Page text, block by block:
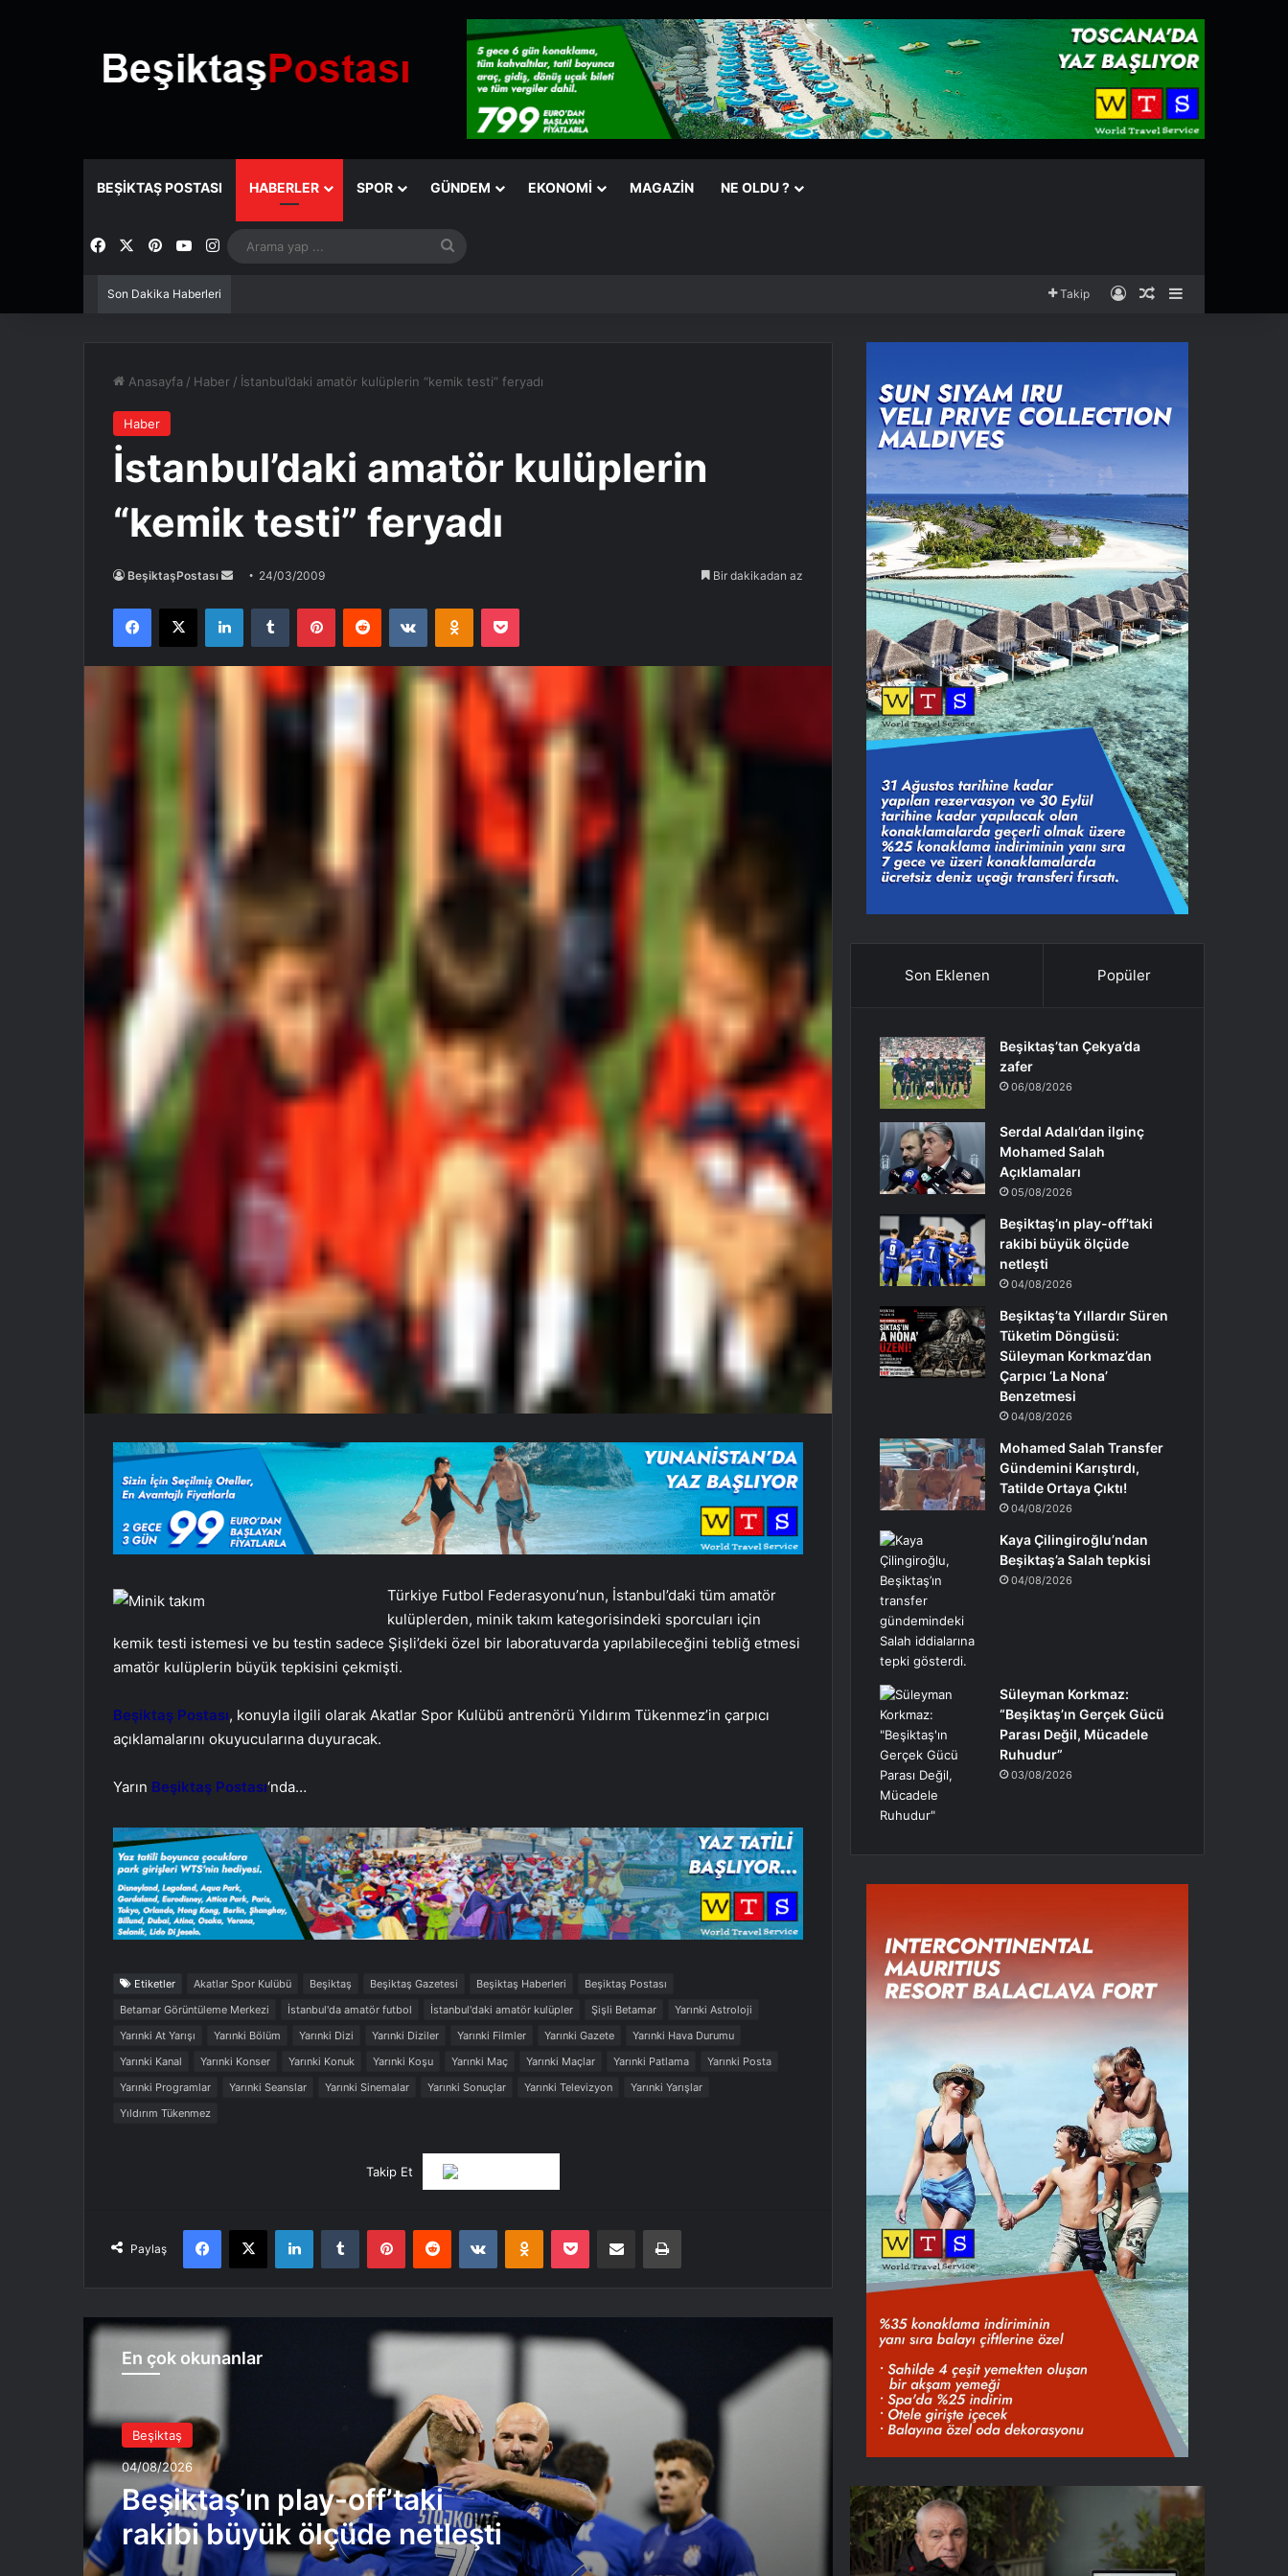
BEŞIKTAŞ POSTASI HABERLER SPOR GÜNDEM EKONOMI MAGAZIN NE OLDU ?
FacebookPinterestYouTube
Instagram
Son Dakika Haberleri Takip Kayıt OlRastgele Makale
Kenar Bölmesi
Anasayfa / Haber / İstanbul’daki amatör kulüplerin “kemik testi” feryadı
Haber
İstanbul’daki amatör kulüplerin
“kemik testi” feryadı
BeşiktaşPostası
Bir
göndermek
24/03/2009 Bir dakikadan az
Facebook
X LinkedInTumblr PinterestReddit VKontakteOdnoklassniki
Pocket
Türkiye Futbol Federasyonu’nun, İstanbul’daki tüm amatör
kulüplerden, minik takım kategorisindeki sporcuları için
kemik testi istemesi ve bu testin sadece Şişli’deki özel bir laboratuvarda yapılabileceğini tebliğ etmesi
amatör kulüplerin büyük tepkisini çekmişti.
Beşiktaş Postası, konuyla ilgili olarak Akatlar Spor Kulübü antrenörü Yıldırım Tükenmez’in çarpıcı
açıklamalarını okuyucularına duyuracak.
Yarın Beşiktaş Postası‘nda…
Etiketler Akatlar Spor Kulübü Beşiktaş Beşiktaş Gazetesi Beşiktaş Haberleri
Beşiktaş Postası
Betamar Görüntüleme Merkezi
İstanbul'da amatör futbol İstanbul'daki amatör kulüpler Şişli Betamar
Yarınki Astroloji
Yarınki At Yarışı
Yarınki Bölüm Yarınki Dizi Yarınki Diziler Yarınki Filmler Yarınki Gazete
Yarınki Hava Durumu
Yarınki Kanal
Yarınki Konser Yarınki Konuk Yarınki Koşu Yarınki Maç Yarınki Maçlar Yarınki Patlama
Yarınki Posta
Yarınki Programlar
Yarınki Seanslar Yarınki Sinemalar Yarınki Sonuçlar Yarınki Televizyon
Yarınki Yarışlar
Yıldırım Tükenmez
Takip Et
Paylaş
Facebook
X LinkedInTumblr PinterestReddit VKontakteOdnoklassniki
Pocket E-Posta ile paylaş Yazdır
En çok okunanlar
Beşiktaş
04/08/2026
Beşiktaş’ın play-off’taki
rakibi büyük ölçüde netleşti
Beşiktaş’ın rakibi netleşti
Yunan Derbisi: 90 Şampiyonluğun 82’si
Üç Kulüpte
Beşiktaş’ta Devrim Şahin, Bodrum’a
Beşiktaş, Avrupa’da zorlu turu geçti
Zeibekiko Nedir? Zeybek ile Aynı
Dokuz Vuruş
Son Eklenen Popüler
Beşiktaş’tan Çekya’da
zafer
06/08/2026
Serdal Adalı’dan ilginç
Mohamed Salah
Açıklamaları
05/08/2026
Beşiktaş’ın play-off’taki
rakibi büyük ölçüde
netleşti
04/08/2026
Beşiktaş’ta Yıllardır Süren
Tüketim Döngüsü:
Süleyman Korkmaz’dan
Çarpıcı ‘La Nona’
Benzetmesi
04/08/2026
Mohamed Salah Transfer
Gündemini Karıştırdı,
Tatilde Ortaya Çıktı!
04/08/2026
Kaya Çilingiroğlu’ndan
Beşiktaş’a Salah tepkisi
04/08/2026
Süleyman Korkmaz:
“Beşiktaş’ın Gerçek Gücü
Parası Değil, Mücadele
Ruhudur”
03/08/2026
Rıza
Çalımbay,
Hasan
Arat’a